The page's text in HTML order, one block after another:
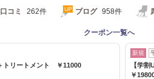
口コミ 262件 ブログ 958件
クーポン一覧へ
トリートメント ￥11000
新規
【学
￥